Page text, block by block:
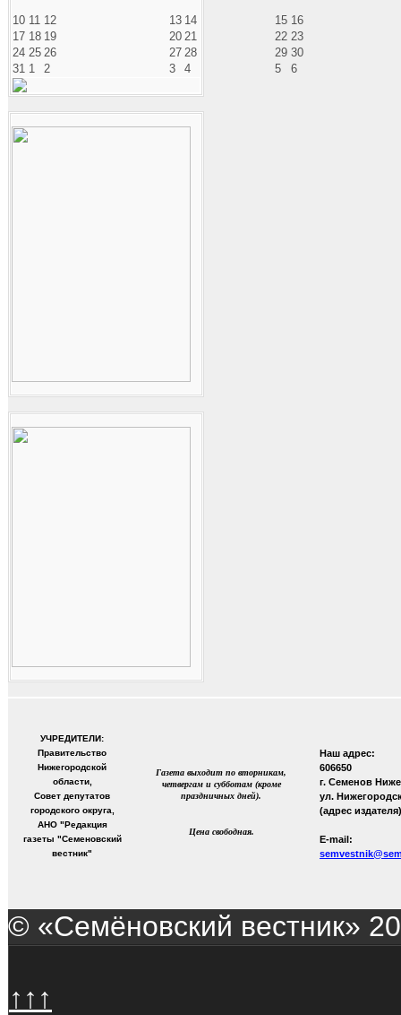
10 11 12 13 14 15 16
17 18 19 20 21 22 23
24 25 26 27 28 29 30
31 1 2 3 4 5 6
УЧРЕДИТЕЛИ:
Правительство
Нижегородской
области,
Совет депутатов
городского округа,
АНО "Редакция
газеты "Семеновский
вестник"
Газета выходит по вторникам,
четвергам и субботам (кроме
праздничных дней).
Цена свободная.
Наш адрес:
606650
г. Семенов
ул.
(адрес
E-mail:
© «Семёновский вестник»
↑↑↑